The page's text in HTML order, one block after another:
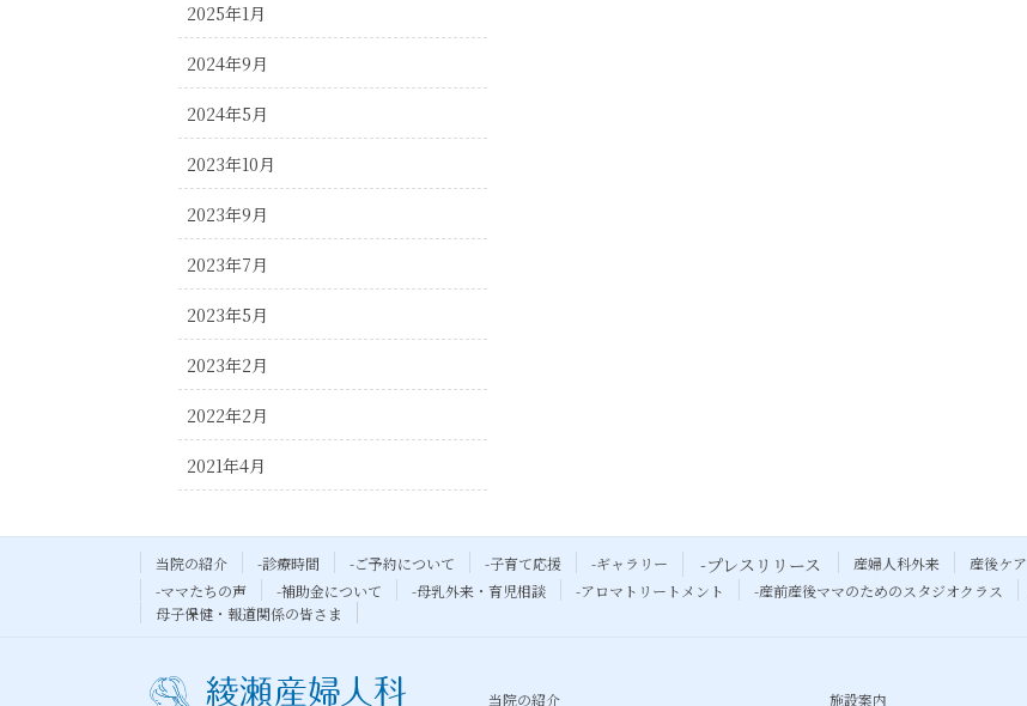
2025年1月
2024年9月
2024年5月
2023年10月
2023年9月
2023年7月
2023年5月
2023年2月
2022年2月
2021年4月
当院の紹介 -診療時間 -ご予約について -子育て応援 -ギャラリー -プレスリリース 産婦人科外来 産後ケア
-ママたちの声
-補助金について -母乳外来・育児相談 -アロマトリートメント -産前産後ママのためのスタジオクラス
母子保健・報道関係の皆さま
当院の紹介 施設案内